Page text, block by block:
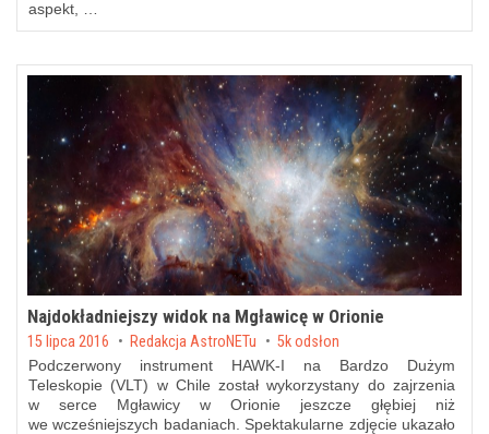
aspekt, …
Najdokładniejszy widok na Mgławicę w Orionie
Posted on
15 lipca 2016 by Redakcja AstroNETu 5k odsłon
Podczerwony instrument HAWK-I na Bardzo Dużym
Teleskopie (VLT) w Chile został wykorzystany do zajrzenia
w serce Mgławicy w Orionie jeszcze głębiej niż
we wcześniejszych badaniach. Spektakularne zdjęcie ukazało